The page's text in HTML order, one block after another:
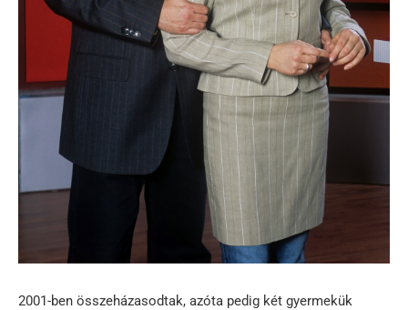
2001-ben összeházasodtak, azóta pedig két gyermekük